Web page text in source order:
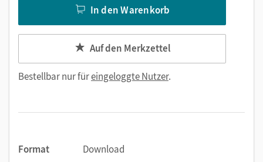
In den Warenkorb
Auf den Merkzettel
Bestellbar nur füreingeloggte Nutzer.
Format
Download